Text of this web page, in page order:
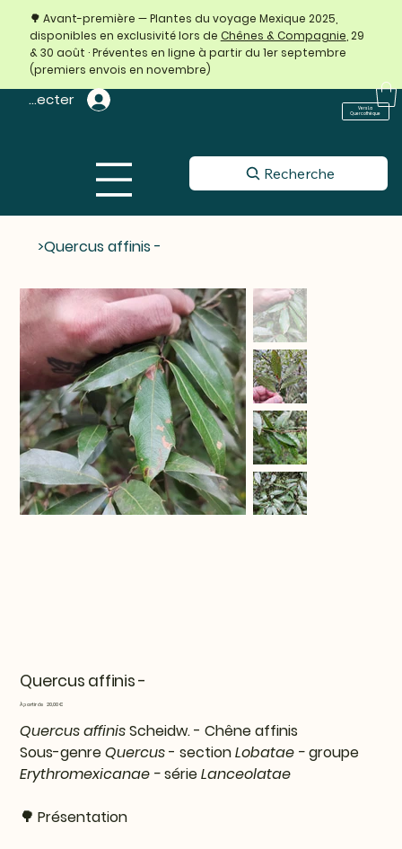
connecter
Recherche
Vers La
Quercothèque
🌳 Avant-première — Plantes du voyage Mexique 2025,
disponibles en exclusivité lors de Chênes & Compagnie, 29
& 30 août · Préventes en ligne à partir du 1er septembre
(premiers envois en novembre)
>Quercus affinis -
Quercus affinis -
À partir de Prix
20,00 €
Quercus affinisScheidw. - Chêne affinis
Sous-genreQuercus- sectionLobatae -groupe
Erythromexicanae -sérieLanceolatae
🌳 Présentation